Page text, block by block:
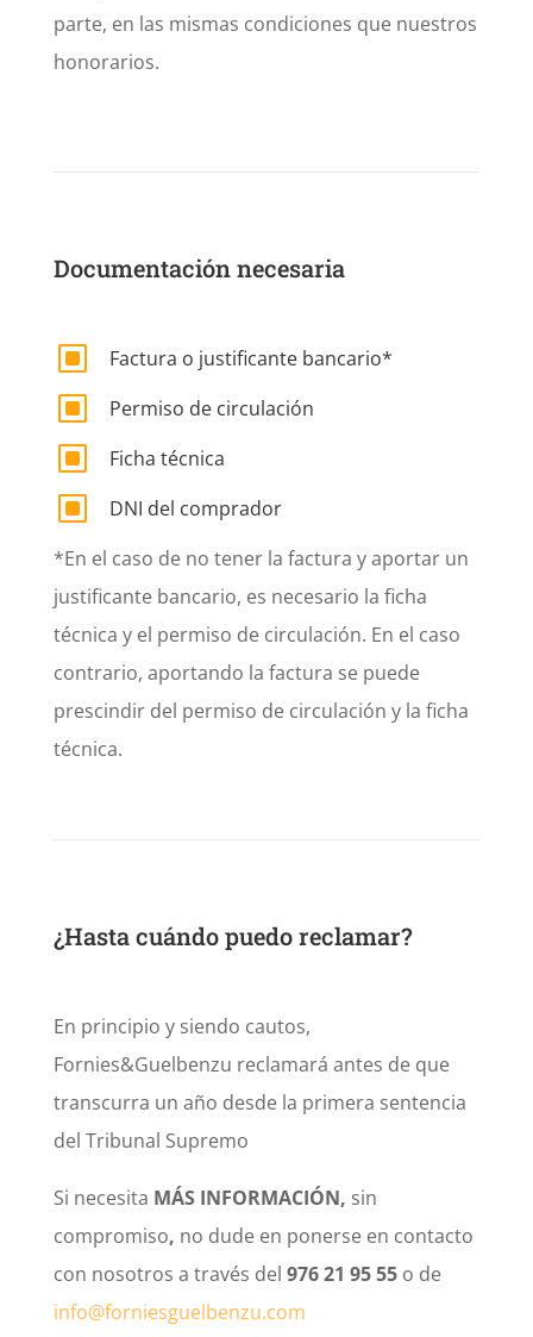
parte, en las mismas condiciones que nuestros
honorarios.
Documentación necesaria
W Factura o justificante bancario*
W Permiso de circulación
W Ficha técnica
W
DNI del comprador
*En el caso de no tener la factura y aportar un
justificante bancario, es necesario la ficha
técnica y el permiso de circulación. En el caso
contrario, aportando la factura se puede
prescindir del permiso de circulación y la ficha
técnica.
¿Hasta cuándo puedo reclamar?
En principio y siendo cautos,
Fornies&Guelbenzu reclamará antes de que
transcurra un año desde la primera sentencia
del Tribunal Supremo
Si necesita MÁS INFORMACIÓN, sin
compromiso, no dude en ponerse en contacto
con nosotros a través del 976 21 95 55 o de
info@forniesguelbenzu.com